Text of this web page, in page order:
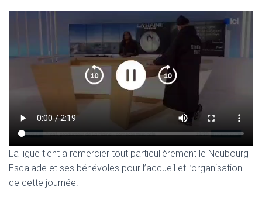
La ligue tient a remercier tout particulièrement le Neubourg
Escalade et ses bénévoles pour l’accueil et l’organisation
de cette journée.